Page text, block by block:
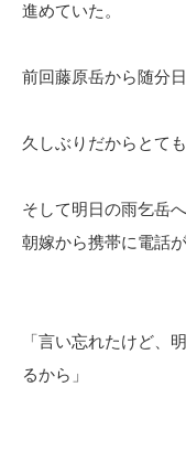
進めていた。
前回藤原岳から随分
久しぶりだからとても
そして明日の雨乞岳
朝嫁から携帯に電話
「言い忘れたけど、
るから」